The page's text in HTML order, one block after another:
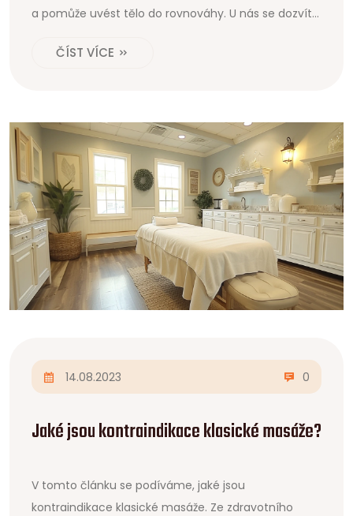
a pomůže uvést tělo do rovnováhy. U nás se dozvíte,
léčby a jak může změnit váš život k lepšímu. Přeju
ČÍST VÍCE
14.08.2023 0
Jaké jsou kontraindikace klasické masáže?
V tomto článku se podíváme, jaké jsou
kontraindikace klasické masáže. Ze zdravotního